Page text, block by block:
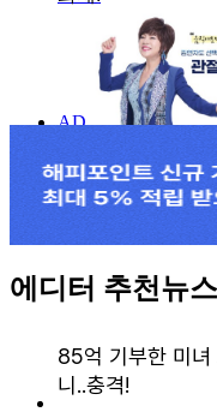
에디터 추천뉴스